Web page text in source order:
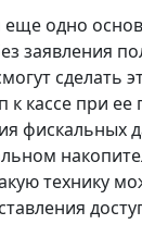
одно
заявления
сделать
к кассе при
фискальных
технику